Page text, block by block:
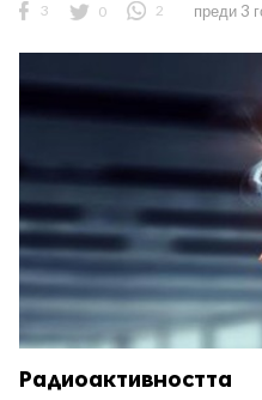
3 0 2 преди 3
Радиоактивността